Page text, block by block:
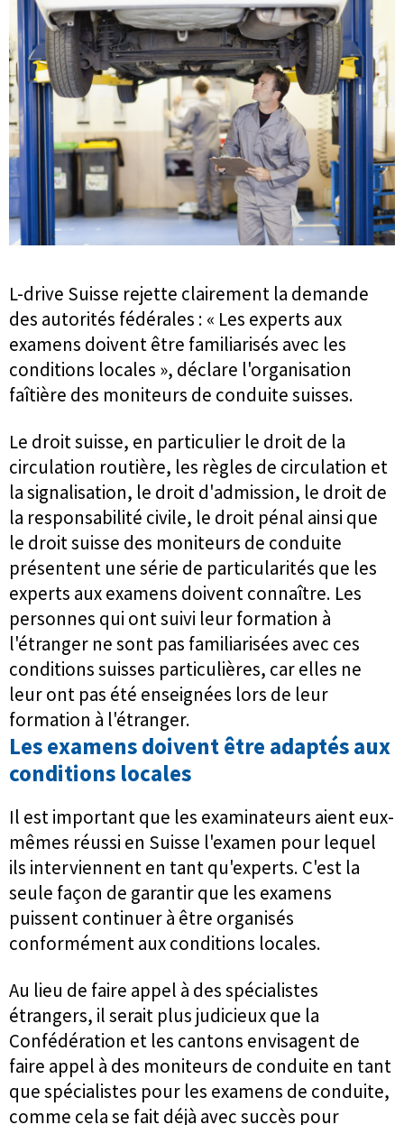
L-drive Suisse rejette clairement la demande
des autorités fédérales : « Les experts aux
examens doivent être familiarisés avec les
conditions locales », déclare l'organisation
faîtière des moniteurs de conduite suisses.
Le droit suisse, en particulier le droit de la
circulation routière, les règles de circulation et
la signalisation, le droit d'admission, le droit de
la responsabilité civile, le droit pénal ainsi que
le droit suisse des moniteurs de conduite
présentent une série de particularités que les
experts aux examens doivent connaître. Les
personnes qui ont suivi leur formation à
l'étranger ne sont pas familiarisées avec ces
conditions suisses particulières, car elles ne
leur ont pas été enseignées lors de leur
formation à l'étranger.
Les examens doivent être adaptés aux
conditions locales
Il est important que les examinateurs aient eux-
mêmes réussi en Suisse l'examen pour lequel
ils interviennent en tant qu'experts. C'est la
seule façon de garantir que les examens
puissent continuer à être organisés
conformément aux conditions locales.
Au lieu de faire appel à des spécialistes
étrangers, il serait plus judicieux que la
Confédération et les cantons envisagent de
faire appel à des moniteurs de conduite en tant
que spécialistes pour les examens de conduite,
comme cela se fait déjà avec succès pour